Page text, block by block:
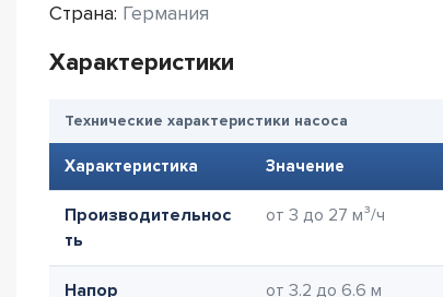
Страна: Германия
Характеристики
Технические характеристики насоса
Характеристика Значение
Производительнос
ть
от 3 до 27 м³/ч
Напор от 3.2 до 6.6 м